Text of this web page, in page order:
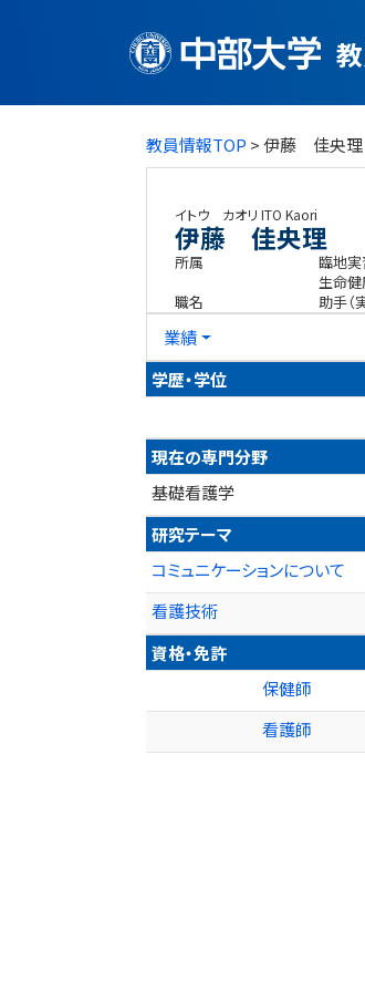
教員情報TOP > 伊藤 佳央理
イトウ カオリ ITO Kaori
伊藤 佳央理
所属
臨地実
生命
職名
助手（
業績
学歴・学位
現在の専門分野
基礎看護学
研究テーマ
コミュニケーションについて
看護技術
資格・免許
保健師
看護師